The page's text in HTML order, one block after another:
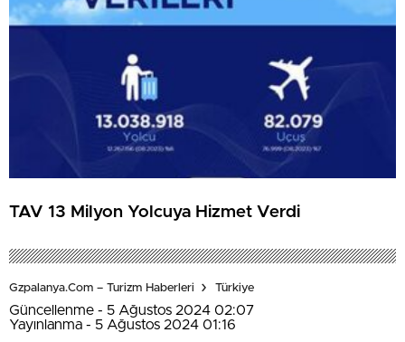
TAV 13 Milyon Yolcuya Hizmet Verdi
Gzpalanya.com – Turizm Haberleri Türkiye
Güncellenme - 5 Ağustos 2024 02:07
Yayınlanma - 5 Ağustos 2024 01:16